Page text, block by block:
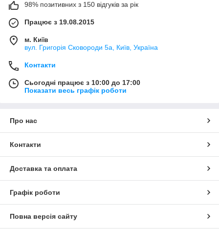
98% позитивних з 150 відгуків за рік
Працює з 19.08.2015
м. Київ
вул. Григорія Сковороди 5а, Київ, Україна
Контакти
Сьогодні працює з 10:00 до 17:00
Показати весь графік роботи
Про нас
Контакти
Доставка та оплата
Графік роботи
Повна версія сайту